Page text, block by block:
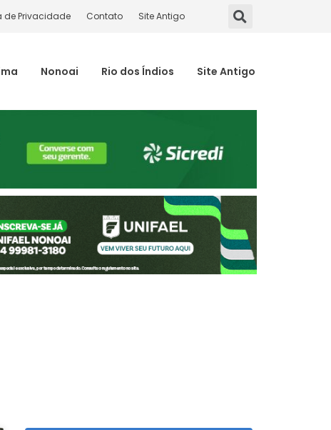
de Privacidade Contato Site Antigo
Nonoai Rio dos Índios Site Antigo